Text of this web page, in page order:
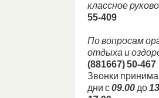
классное
55-409
По вопросам
отдыха и
(881667) 50-467
Звонки
дни с09.00до